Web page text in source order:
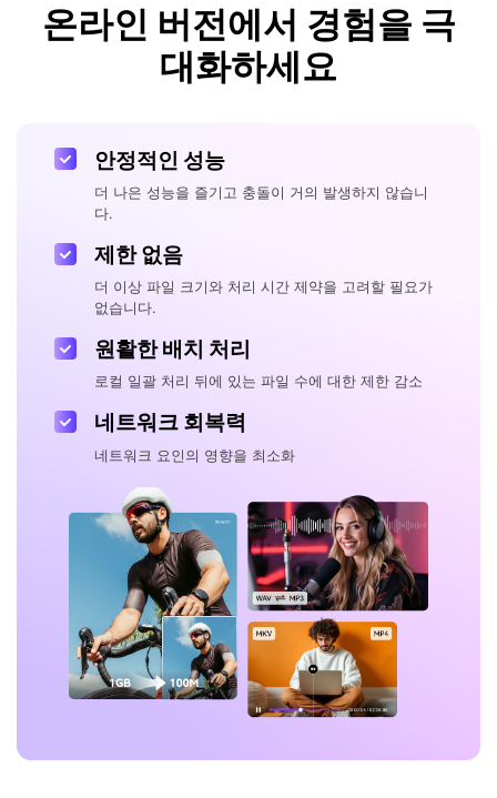
온라인 버전에서 경험을 극
대화하세요
안정적인 성능
더 나은 성능을 즐기고 충돌이 거의 발생하지 않습니
다.
제한 없음
더 이상 파일 크기와 처리 시간 제약을 고려할 필요가
없습니다.
원활한 배치 처리
로컬 일괄 처리 뒤에 있는 파일 수에 대한 제한 감소
네트워크 회복력
네트워크 요인의 영향을 최소화